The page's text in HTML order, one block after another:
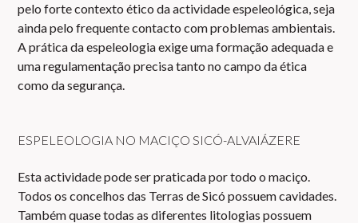
pelo forte contexto ético da actividade espeleológica, seja
ainda pelo frequente contacto com problemas ambientais.
A prática da espeleologia exige uma formação adequada e
uma regulamentação precisa tanto no campo da ética
como da segurança.
ESPELEOLOGIA NO MACIÇO SICÓ-ALVAIÁZERE
Esta actividade pode ser praticada por todo o maciço.
Todos os concelhos das Terras de Sicó possuem cavidades.
Também quase todas as diferentes litologias possuem